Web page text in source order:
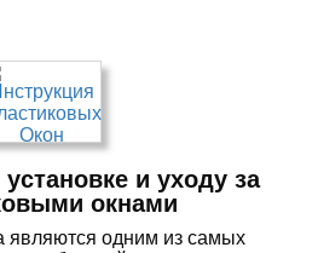
и уходу за
окнами
являются одним из самых